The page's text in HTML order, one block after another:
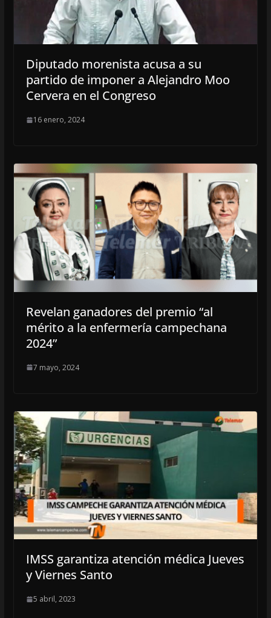
Diputado morenista acusa a su
partido de imponer a Alejandro Moo
Cervera en el Congreso
16 enero, 2024
Revelan ganadores del premio “al
mérito a la enfermería campechana
2024”
7 mayo, 2024
IMSS garantiza atención médica Jueves
y Viernes Santo
5 abril, 2023